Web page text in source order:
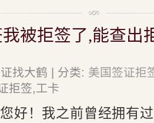
被拒签了,能查出
找大鹤 | 分类: 美国签证拒
拒签,工卡
好！我之前曾经拥有